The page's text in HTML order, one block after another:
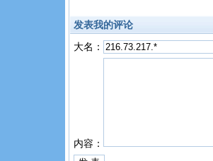
发表我的评论
大名：
内容：